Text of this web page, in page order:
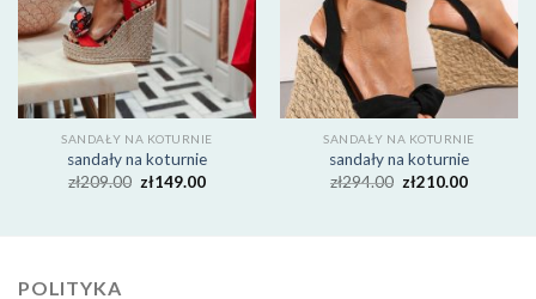
SANDAŁY NA KOTURNIE
sandały na koturnie
zł209.00 zł149.00
SANDAŁY NA KOTURNIE
sandały na koturnie
zł294.00 zł210.00
POLITYKA